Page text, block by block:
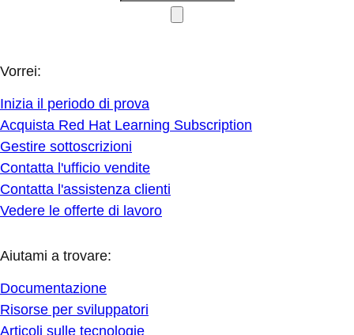
Vorrei:
Inizia il periodo di prova
Acquista Red Hat Learning Subscription
Gestire sottoscrizioni
Contatta l'ufficio vendite
Contatta l'assistenza clienti
Vedere le offerte di lavoro
Aiutami a trovare:
Documentazione
Risorse per sviluppatori
Articoli sulle tecnologie